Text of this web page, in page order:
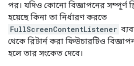
পর। যদিও কোনো বিজ্ঞাপনের সম্পূর্ণ
হয়েছে কিনা তা নির্ধারণ করতে
FullScreenContentListener
থেকে রিটার্ন করা ফিউচারটিও
হলে তার সংকেত দেবে।